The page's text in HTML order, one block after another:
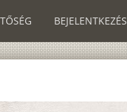
BEJELENTKEZÉS